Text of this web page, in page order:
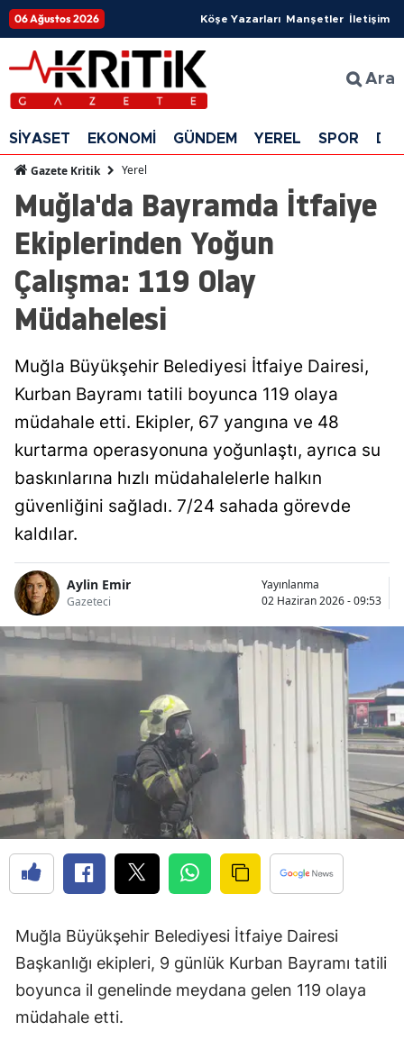
06 Ağustos 2026 Köşe Yazarları Manşetler İletişim
Ara
SİYASET EKONOMİ GÜNDEM YEREL SPOR
Gazete Kritik Yerel
Muğla'da Bayramda İtfaiye
Ekiplerinden Yoğun
Çalışma: 119 Olay
Müdahelesi
Muğla Büyükşehir Belediyesi İtfaiye Dairesi,
Kurban Bayramı tatili boyunca 119 olaya
müdahale etti. Ekipler, 67 yangına ve 48
kurtarma operasyonuna yoğunlaştı, ayrıca su
baskınlarına hızlı müdahalelerle halkın
güvenliğini sağladı. 7/24 sahada görevde
kaldılar.
Aylin Emir
Gazeteci
Yayınlanma
02 Haziran 2026 - 09:53
Muğla Büyükşehir Belediyesi İtfaiye Dairesi
Başkanlığı ekipleri, 9 günlük Kurban Bayramı tatili
boyunca il genelinde meydana gelen 119 olaya
müdahale etti.